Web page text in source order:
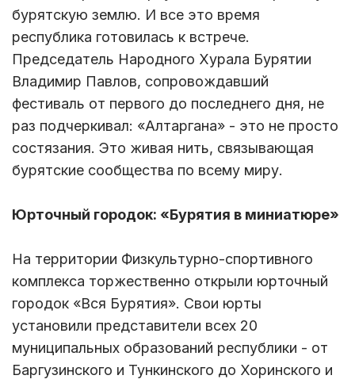
бурятскую землю. И все это время
республика готовилась к встрече.
Председатель Народного Хурала Бурятии
Владимир Павлов, сопровождавший
фестиваль от первого до последнего дня, не
раз подчеркивал: «Алтаргана» - это не просто
состязания. Это живая нить, связывающая
бурятские сообщества по всему миру.
Юрточный городок: «Бурятия в миниатюре»
На территории Физкультурно-спортивного
комплекса торжественно открыли юрточный
городок «Вся Бурятия». Свои юрты
установили представители всех 20
муниципальных образований республики - от
Баргузинского и Тункинского до Хоринского и